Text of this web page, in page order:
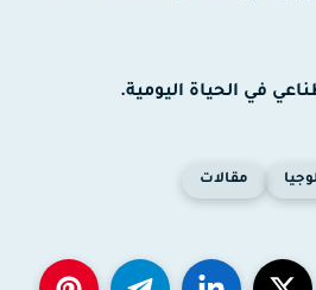
في الحياة اليومية.
مقالات